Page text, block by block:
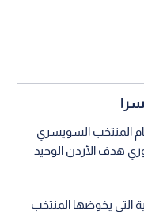
المنتخب السويسري
هدف الأردن الوحيد
التي يخوضها المنتخب